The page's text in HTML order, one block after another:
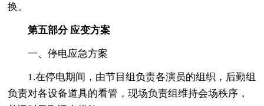
换。
第五部分 应变方案
一、停电应急方案
1.在停电期间，由节目组负责各演员的组织，后勤组
负责对各设备道具的看管，现场负责组维持会场秩序，